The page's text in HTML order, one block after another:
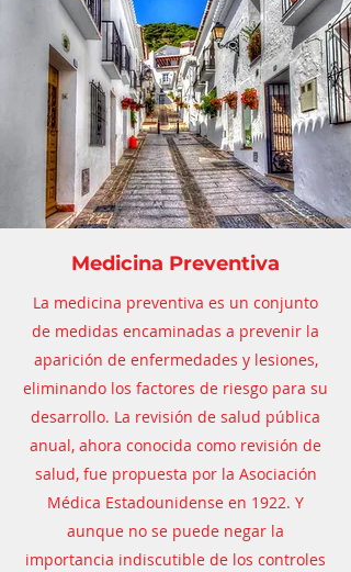
Medicina Preventiva
La medicina preventiva es un conjunto
de medidas encaminadas a prevenir la
aparición de enfermedades y lesiones,
eliminando los factores de riesgo para su
desarrollo. La revisión de salud pública
anual, ahora conocida como revisión de
salud, fue propuesta por la Asociación
Médica Estadounidense en 1922. Y
aunque no se puede negar la
importancia indiscutible de los controles